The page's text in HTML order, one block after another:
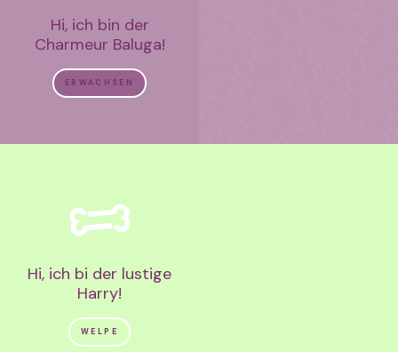
Hi, ich bin der
Charmeur Baluga!
ERWACHSEN
Hi, ich bi der lustige
Harry!
WELPE